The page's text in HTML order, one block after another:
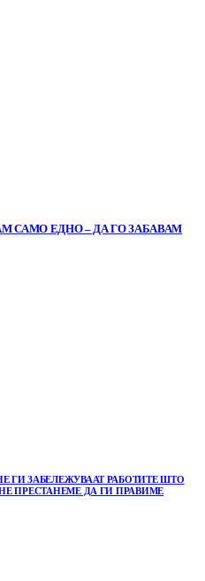
САМО ЕДНО – ДА ГО ЗАБАВАМ
ГИ ЗАБЕЛЕЖУВААТ РАБОТИТЕ ШТО
ПРЕСТАНЕМЕ ДА ГИ ПРАВИМЕ